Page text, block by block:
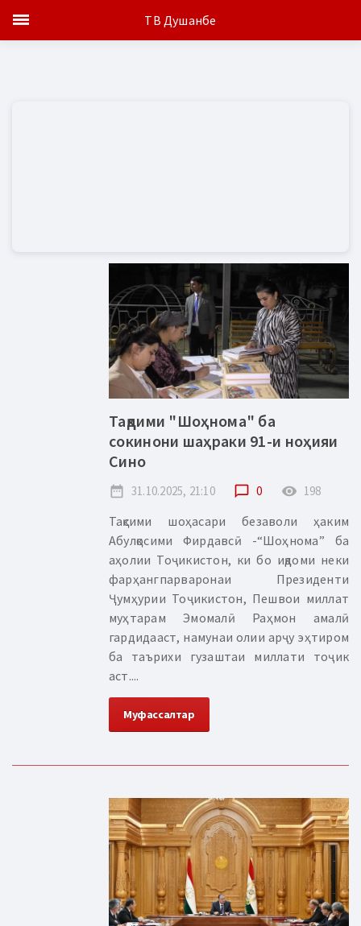
Тақдими "Шоҳнома" ба
сокинони шаҳраки 91-и ноҳияи
Сино
date_range 31.10.2025, 21:10 chat_bubble_outline 0 remove_red_eye 198
Тақсими шоҳасари безаволи ҳаким
Абулқосими Фирдавсӣ -“Шоҳнома” ба
аҳолии Тоҷикистон, ки бо иқдоми неки
фарҳангпарваронаи Президенти
Ҷумҳурии Тоҷикистон, Пешвои миллат
муҳтарам Эмомалӣ Раҳмон амалӣ
гардидааст, намунаи олии арҷу эҳтиром
ба таърихи гузаштаи миллати тоҷик
аст....
Муфассалтар
ТВ Душанбе